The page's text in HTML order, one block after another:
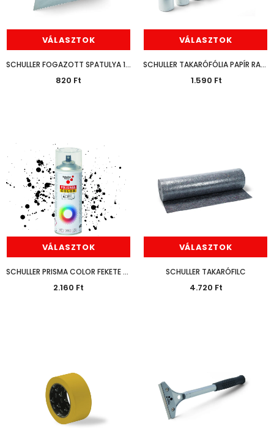
VÁLASZTOK
SCHULLER FOGAZOTT SPATULYA 18CM
820 Ft
VÁLASZTOK
SCHULLER TAKARÓFÓLIA PAPÍR RAGASZTÓSZALAGGAL
1.590 Ft
VÁLASZTOK
SCHULLER PRISMA COLOR FEKETE RAL 9005 400ML
2.160 Ft
VÁLASZTOK
SCHULLER TAKARÓFILC
4.720 Ft